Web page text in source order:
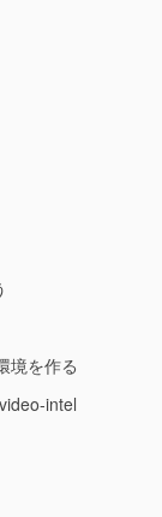
境を作る
intel